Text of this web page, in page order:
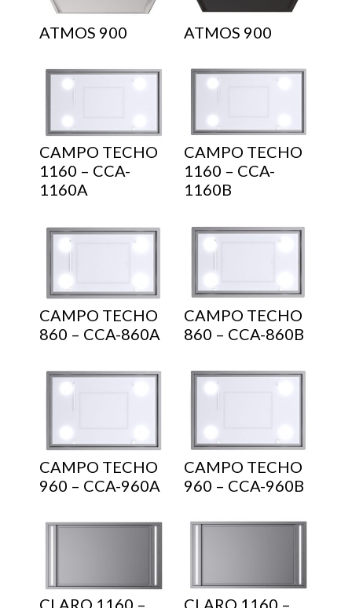
ATMOS 900 ATMOS 900
CAMPO TECHO
1160 – CCA-
1160A
CAMPO TECHO
1160 – CCA-
1160B
CAMPO TECHO
860 – CCA-860A
CAMPO TECHO
860 – CCA-860B
CAMPO TECHO
960 – CCA-960A
CAMPO TECHO
960 – CCA-960B
CLARO 1160 –
CLARO 1160 –